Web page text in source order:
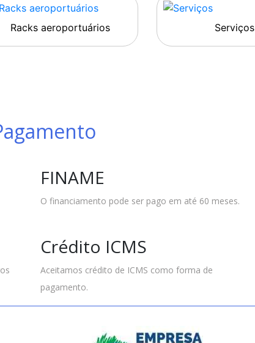
Racks aeroportuários Serviços
FINAME
O financiamento pode ser pago em até 60 meses.
Crédito ICMS
Aceitamos crédito de ICMS como forma de
pagamento.